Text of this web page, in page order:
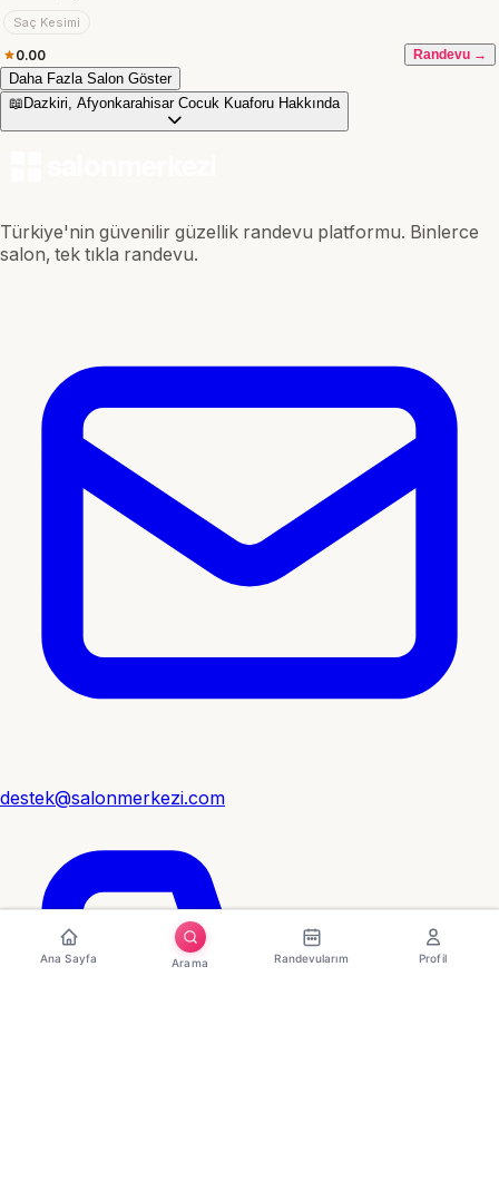
Saç Kesimi
0.00 Randevu →
Daha Fazla Salon Göster
📖 Dazkiri, Afyonkarahisar Cocuk Kuaforu Hakkında
Türkiye'nin güvenilir güzellik randevu platformu. Binlerce
salon, tek tıkla randevu.
destek@salonmerkezi.com
Ana Sayfa Arama Randevularım Profil